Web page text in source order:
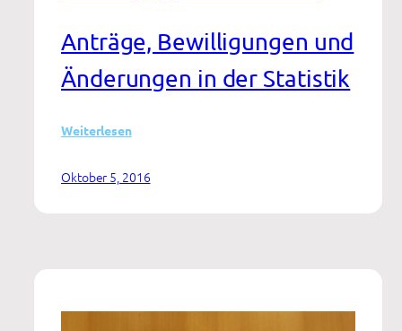
Anträge, Bewilligungen und
Änderungen in der Statistik
Weiterlesen:
der
Oktober 5, 2016